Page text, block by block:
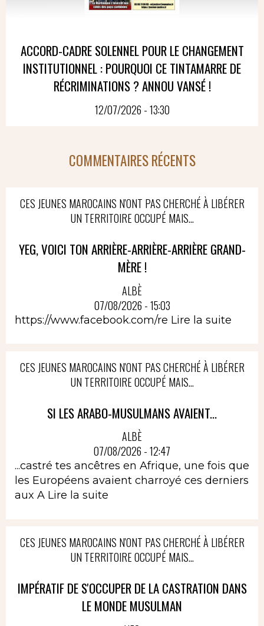
ACCORD-CADRE SOLENNEL POUR LE CHANGEMENT
INSTITUTIONNEL : POURQUOI CE TINTAMARRE DE
RÉCRIMINATIONS ? ANNOU VANSÉ !
12/07/2026 - 13:30
COMMENTAIRES RÉCENTS
CES JEUNES MAROCAINS N'ONT PAS CHERCHÉ À LIBÉRER
UN TERRITOIRE OCCUPÉ MAIS...
YEG, VOICI TON ARRIÈRE-ARRIÈRE-ARRIÈRE GRAND-
MÈRE !
ALBÈ
07/08/2026 - 15:03
https://www.facebook.com/re Lire la suite
CES JEUNES MAROCAINS N'ONT PAS CHERCHÉ À LIBÉRER
UN TERRITOIRE OCCUPÉ MAIS...
SI LES ARABO-MUSULMANS AVAIENT...
ALBÈ
07/08/2026 - 12:47
...castré tes ancêtres en Afrique, une fois que
les Européens avaient charroyé ces derniers
aux A Lire la suite
CES JEUNES MAROCAINS N'ONT PAS CHERCHÉ À LIBÉRER
UN TERRITOIRE OCCUPÉ MAIS...
IMPÉRATIF DE S'OCCUPER DE LA CASTRATION DANS
LE MONDE MUSULMAN